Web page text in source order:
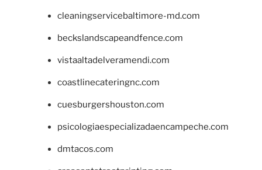
cleaningservicebaltimore-md.com
beckslandscapeandfence.com
vistaaltadelveramendi.com
coastlinecateringnc.com
cuesburgershouston.com
psicologiaespecializadaencampeche.com
dmtacos.com